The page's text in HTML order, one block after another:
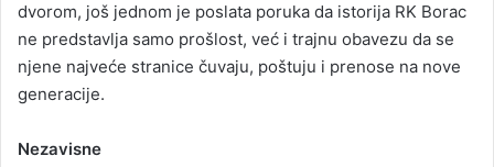
dvorom, još jednom je poslata poruka da istorija RK Borac
ne predstavlja samo prošlost, već i trajnu obavezu da se
njene najveće stranice čuvaju, poštuju i prenose na nove
generacije.
Nezavisne